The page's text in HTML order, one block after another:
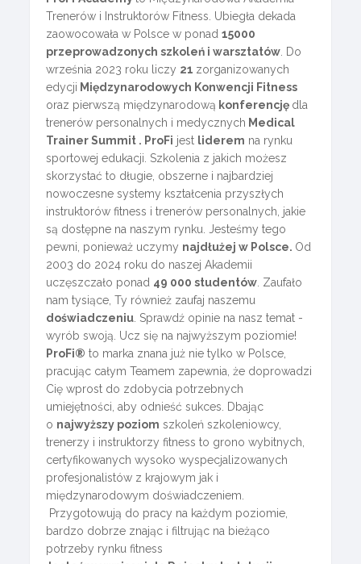
Trenerów i Instruktorów Fitness. Ubiegła dekada
zaowocowała w Polsce w ponad15000
przeprowadzonych szkoleń i warsztatów . Do
września 2023 roku liczy 21 zorganizowanych
edycji Międzynarodowych Konwencji Fitness
oraz pierwszą międzynarodową konferencję dla
trenerów personalnych i medycznych Medical
Trainer Summit . ProFi jest liderem na rynku
sportowej edukacji. Szkolenia z jakich możesz
skorzystać to długie, obszerne i najbardziej
nowoczesne systemy kształcenia przyszłych
instruktorów fitness i trenerów personalnych, jakie
są dostępne na naszym rynku. Jesteśmy tego
pewni, ponieważ uczymy najdłużej w Polsce. Od
2003 do 2024 roku do naszej Akademii
uczęszczało ponad 49 000 studentów . Zaufało
nam tysiące, Ty również zaufaj naszemu
doświadczeniu . Sprawdź opinie na nasz temat -
wyrób swoją. Ucz się na najwyższym poziomie!
ProFi® to marka znana już nie tylko w Polsce,
pracując całym Teamem zapewnia, że doprowadzi
Cię wprost do zdobycia potrzebnych
umiejętności, aby odnieść sukces. Dbając
o najwyższy poziom szkoleń szkoleniowcy,
trenerzy i instruktorzy fitness to grono wybitnych,
certyfikowanych wysoko wyspecjalizowanych
profesjonalistów z krajowym jak i
międzynarodowym doświadczeniem.
Przygotowują do pracy na każdym poziomie,
bardzo dobrze znając i filtrując na bieżąco
potrzeby rynku fitness